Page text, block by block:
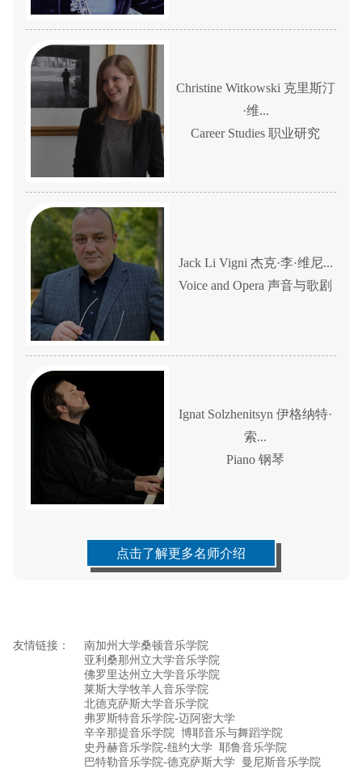
Christine Witkowski 克里斯汀
·维...
Career Studies 职业研究
Jack Li Vigni 杰克·李·维尼...
Voice and Opera 声音与歌剧
Ignat Solzhenitsyn 伊格纳特·
索...
Piano 钢琴
点击了解更多名师介绍
友情链接：
南加州大学桑顿音乐学院
亚利桑那州立大学音乐学院
佛罗里达州立大学音乐学院
莱斯大学牧羊人音乐学院
北德克萨斯大学音乐学院
弗罗斯特音乐学院-迈阿密大学
辛辛那提音乐学院 博耶音乐与舞蹈学院
史丹赫音乐学院-纽约大学 耶鲁音乐学院
巴特勒音乐学院-德克萨斯大学 曼尼斯音乐学院